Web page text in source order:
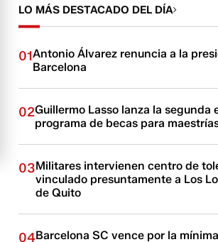
LO MÁS DESTACADO DEL DÍA
01Antonio Álvarez renuncia a la
Barcelona
02Guillermo Lasso lanza la segunda
programa de becas para
03Militares intervienen centro de
vinculado presuntamente a Los
de Quito
04Barcelona SC vence por la